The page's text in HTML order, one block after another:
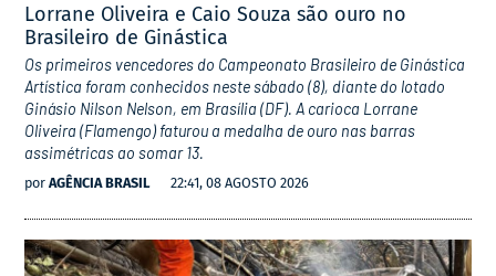
Lorrane Oliveira e Caio Souza são ouro no
Brasileiro de Ginástica
Os primeiros vencedores do Campeonato Brasileiro de Ginástica
Artística foram conhecidos neste sábado (8), diante do lotado
Ginásio Nilson Nelson, em Brasília (DF). A carioca Lorrane
Oliveira (Flamengo) faturou a medalha de ouro nas barras
assimétricas ao somar 13.
por AGÊNCIA BRASIL 22:41, 08 AGOSTO 2026